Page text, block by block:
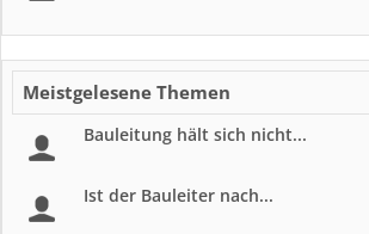
Meistgelesene Themen
Bauleitung hält sich nicht...
Ist der Bauleiter nach...